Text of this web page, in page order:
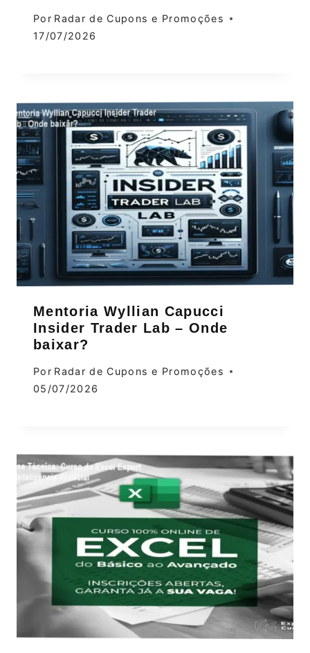
Por Radar de Cupons e Promoções
17/07/2026
Mentoria Wyllian Capucci
Insider Trader Lab – Onde
baixar?
Por Radar de Cupons e Promoções
05/07/2026